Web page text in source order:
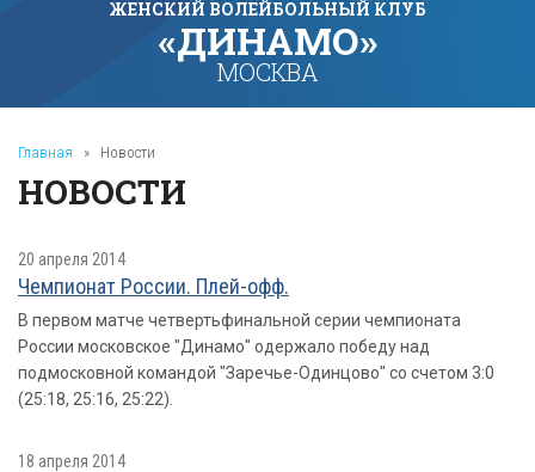
ЖЕНСКИЙ ВОЛЕЙБОЛЬНЫЙ КЛУБ
«ДИНАМО»
МОСКВА
Главная » Новости
НОВОСТИ
20 апреля 2014
Чемпионат России. Плей-офф.
В первом матче четвертьфинальной серии чемпионата
России московское "Динамо" одержало победу над
подмосковной командой "Заречье-Одинцово" со счетом 3:0
(25:18, 25:16, 25:22).
18 апреля 2014